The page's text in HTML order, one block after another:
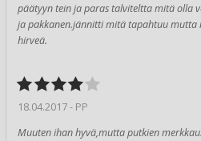
päätyyn tein ja paras talviteltta mitä olla
ja pakkanen.jännitti mitä tapahtuu mutta
hirveä.
18.04.2017 - PP
Muuten ihan hyvä,mutta putkien